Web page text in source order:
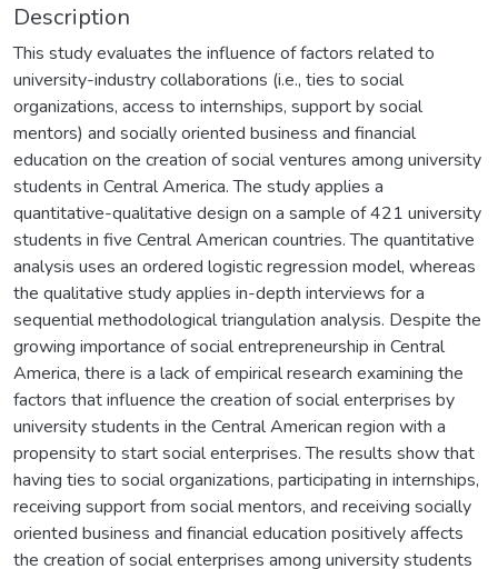
Description
This study evaluates the influence of factors related to
university-industry collaborations (i.e., ties to social
organizations, access to internships, support by social
mentors) and socially oriented business and financial
education on the creation of social ventures among university
students in Central America. The study applies a
quantitative-qualitative design on a sample of 421 university
students in five Central American countries. The quantitative
analysis uses an ordered logistic regression model, whereas
the qualitative study applies in-depth interviews for a
sequential methodological triangulation analysis. Despite the
growing importance of social entrepreneurship in Central
America, there is a lack of empirical research examining the
factors that influence the creation of social enterprises by
university students in the Central American region with a
propensity to start social enterprises. The results show that
having ties to social organizations, participating in internships,
receiving support from social mentors, and receiving socially
oriented business and financial education positively affects
the creation of social enterprises among university students